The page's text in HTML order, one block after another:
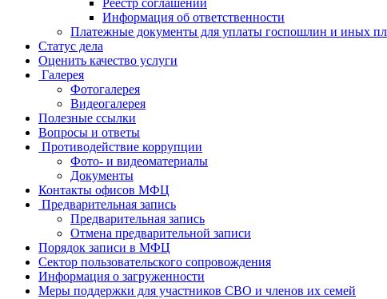
Реестр соглашений
Информация об ответственности
Платежные документы для уплаты госпошлин и иных
Статус дела
Оценить качество услуги
Галерея
Фотогалерея
Видеогалерея
Полезные ссылки
Вопросы и ответы
Противодействие коррупции
Фото- и видеоматериалы
Документы
Контакты офисов МФЦ
Предварительная запись
Предварительная запись
Отмена предварительной записи
Порядок записи в МФЦ
Сектор пользовательского сопровождения
Информация о загруженности
Меры поддержки для участников СВО и членов их семей